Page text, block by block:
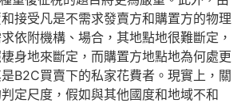
接受凡是不需求發賣方和購置方的物理
依附機構、場合，其地點地很難斷定，
身地來斷定，而購置方地點地為何處更
B2C買賣下的私家花費者。現實上，關
定尺度，假如與其他國度和地域不和